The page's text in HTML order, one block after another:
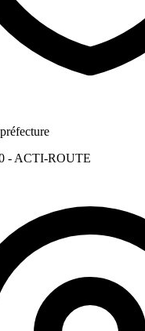
- ACTI-ROUTE